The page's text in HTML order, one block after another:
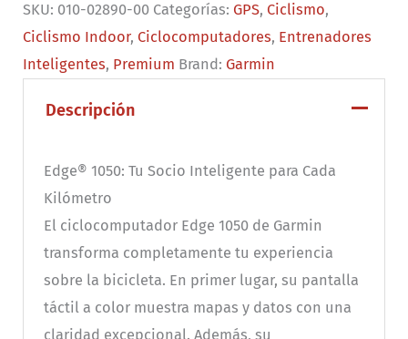
cantidad
SKU: 010-02890-00 Categorías: GPS, Ciclismo,
Ciclismo Indoor, Ciclocomputadores, Entrenadores
Inteligentes, Premium Brand: Garmin
Descripción
Edge® 1050: Tu Socio Inteligente para Cada
Kilómetro
El ciclocomputador Edge 1050 de Garmin
transforma completamente tu experiencia
sobre la bicicleta. En primer lugar, su pantalla
táctil a color muestra mapas y datos con una
claridad excepcional. Además, su